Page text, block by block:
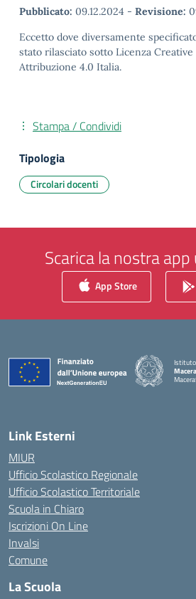
Pubblicato: 09.12.2024 - Revisione:
Eccetto dove diversamente
stato rilasciato sotto Licenza Creative
Attribuzione 4.0 Italia.
Stampa / Condividi
Tipologia
Circolari docenti
Scarica la nostra
App Store
Istituto
—
Link Esterni
MIUR
Ufficio Scolastico Regionale
Ufficio Scolastico Territoriale
Scuola in Chiaro
Iscrizioni On Line
Invalsi
Comune
La Scuola